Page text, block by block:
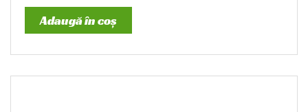
Adaugă în coș